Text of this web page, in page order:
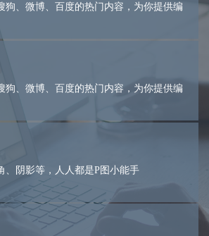
狗、微博、百度的热门内容，为你提供编
狗、微博、百度的热门内容，为你提供编
、阴影等，人人都是P图小能手